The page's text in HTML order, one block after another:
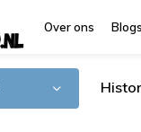
Over ons Blogs